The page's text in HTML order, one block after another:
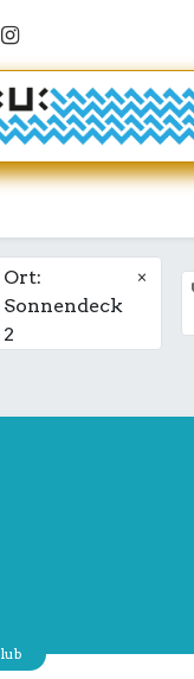
Ort:
Sonnendeck
2
×